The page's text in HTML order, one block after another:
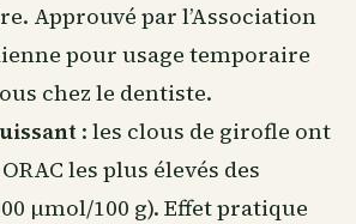
Approuvé par l’Association
pour usage temporaire
chez le dentiste.
: les clous de girofle ont
les plus élevés des
µmol/100 g). Effet pratique